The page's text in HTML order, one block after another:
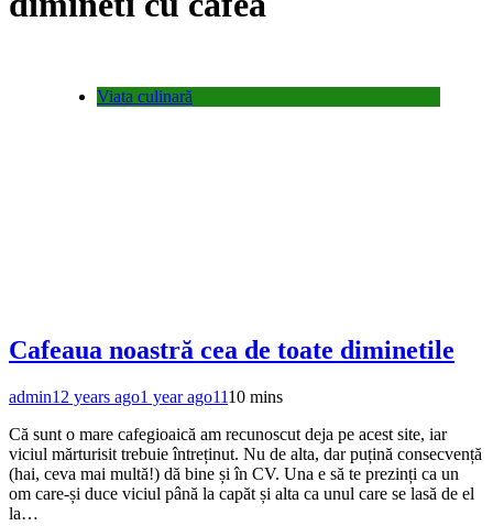
Viata culinară
Cafeaua noastră cea de toate diminetile
admin12 years ago1 year ago1110 mins
Că sunt o mare cafegioaică am recunoscut deja pe acest site, iar
viciul mărturisit trebuie întreținut. Nu de alta, dar puțină consecvență
(hai, ceva mai multă!) dă bine și în CV. Una e să te prezinți ca un
om care-și duce viciul până la capăt și alta ca unul care se lasă de el
la…